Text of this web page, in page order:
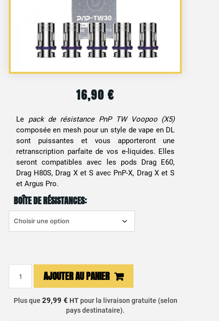
16,90€
Le pack de résistance PnP TW Voopoo (X5)
composée en mesh pour un style de vape en DL
sont puissantes et vous apporteront une
retranscription parfaite de vos e-liquides. Elles
seront compatibles avec les pods Drag E60,
Drag H80S, Drag X et S avec PnP-X, Drag X et S
et Argus Pro.
BOÎTE DE RÉSISTANCES:
PnP
AJOUTER AU PANIER
Plus que 29,99 € HTpour la livraison gratuite (selon
pays destinataire).